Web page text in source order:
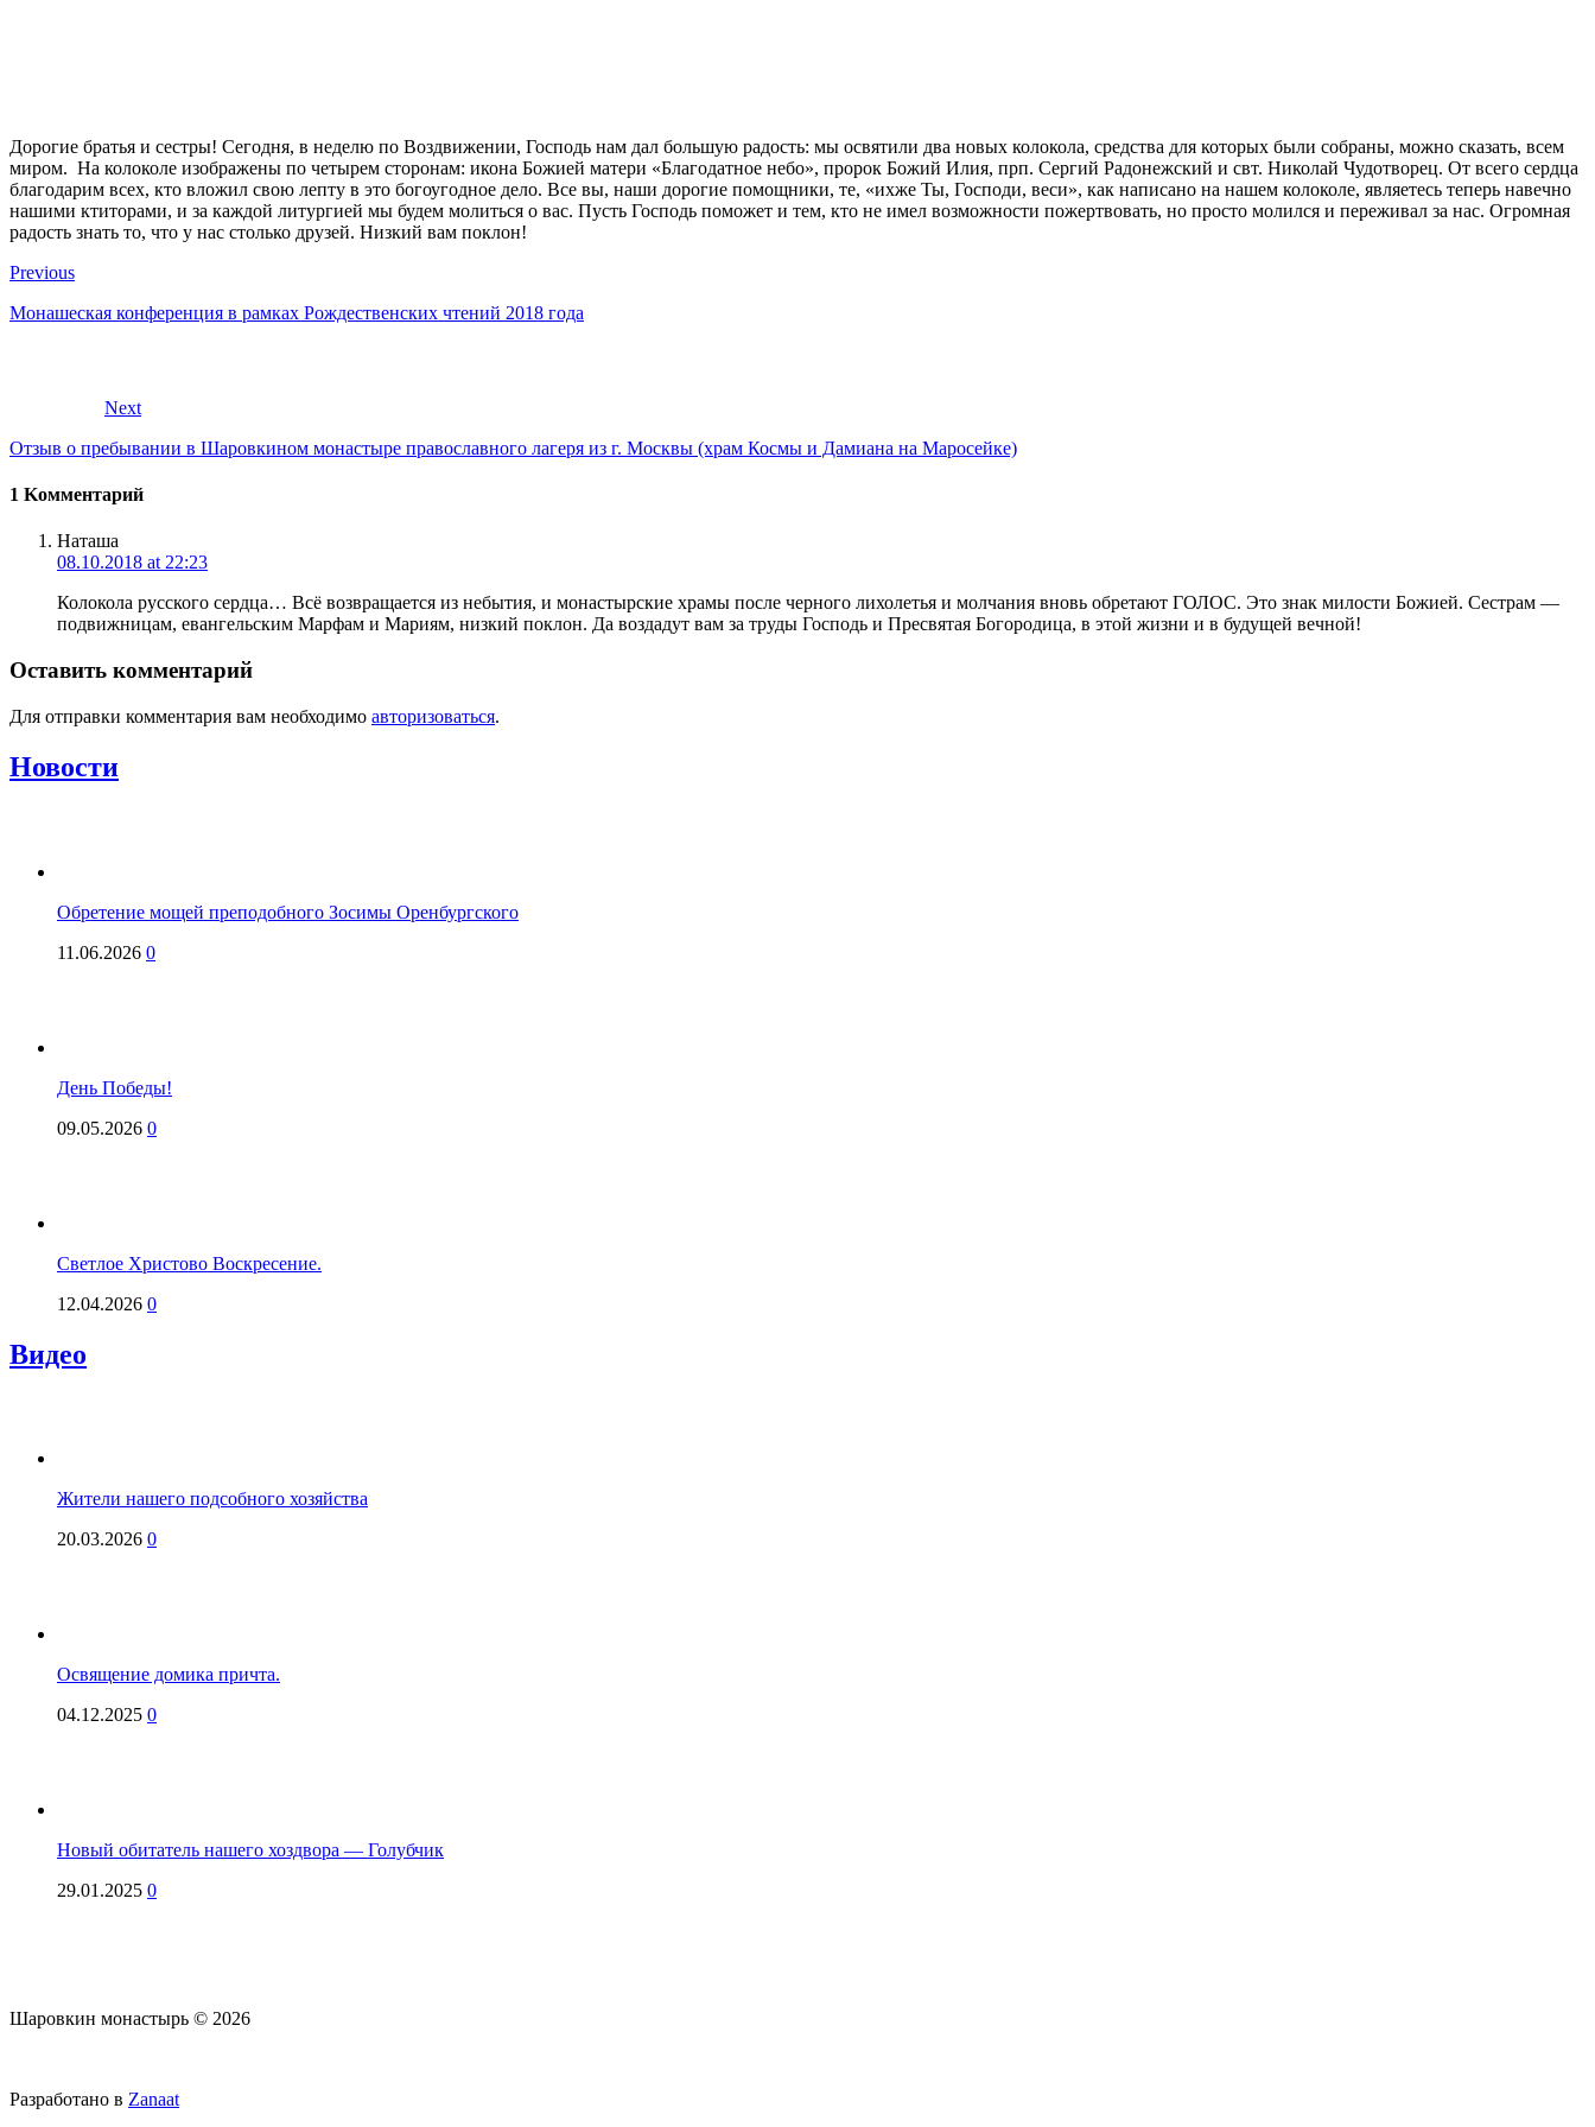
Дорогие братья и сестры! Сегодня, в неделю по Воздвижении, Господь нам дал большую радость: мы освятили два новых колокола, средства для которых были собраны, можно сказать, всем
миром. На колоколе изображены по четырем сторонам: икона Божией матери «Благодатное небо», пророк Божий Илия, прп. Сергий Радонежский и свт. Николай Чудотворец. От всего сердца
благодарим всех, кто вложил свою лепту в это богоугодное дело. Все вы, наши дорогие помощники, те, «ихже Ты, Господи, веси», как написано на нашем колоколе, являетесь теперь навечно
нашими ктиторами, и за каждой литургией мы будем молиться о вас. Пусть Господь поможет и тем, кто не имел возможности пожертвовать, но просто молился и переживал за нас. Огромная
радость знать то, что у нас столько друзей. Низкий вам поклон!
Previous
Монашеская конференция в рамках Рождественских чтений 2018 года
Next
Отзыв о пребывании в Шаровкином монастыре православного лагеря из г. Москвы (храм Космы и Дамиана на Маросейке)
1 Kомментарий
Наташа
08.10.2018 at 22:23
Колокола русского сердца… Всё возвращается из небытия, и монастырские храмы после черного лихолетья и молчания вновь обретают ГОЛОС. Это знак милости Божией. Сестрам —
подвижницам, евангельским Марфам и Мариям, низкий поклон. Да воздадут вам за труды Господь и Пресвятая Богородица, в этой жизни и в будущей вечной!
Оставить комментарий
Для отправки комментария вам необходимо авторизоваться.
Новости
Обретение мощей преподобного Зосимы Оренбургского
11.06.2026 0
День Победы!
09.05.2026 0
Светлое Христово Воскресение.
12.04.2026 0
Видео
Жители нашего подсобного хозяйства
20.03.2026 0
Освящение домика причта.
04.12.2025 0
Новый обитатель нашего хоздвора — Голубчик
29.01.2025 0
Шаровкин монастырь © 2026
Разработано в Zanaat